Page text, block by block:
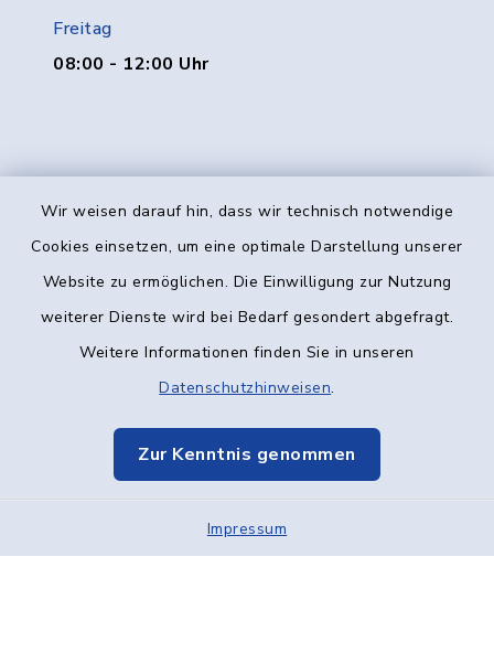
Wir weisen darauf hin, dass wir technisch notwendige
Cookies einsetzen, um eine optimale Darstellung unserer
Website zu ermöglichen. Die Einwilligung zur Nutzung
weiterer Dienste wird bei Bedarf gesondert abgefragt.
Weitere Informationen finden Sie in unseren
Datenschutzhinweisen.
Zur Kenntnis genommen
Impressum
Freitag
08:00 - 12:00 Uhr
Kontakt
Datenschutz
Elektronische Kommunikation
Sitemap